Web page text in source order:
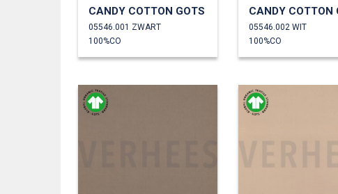
CANDY COTTON GOTS
05546.001 ZWART
100%CO
CANDY COTTON
05546.002 WIT
100%CO